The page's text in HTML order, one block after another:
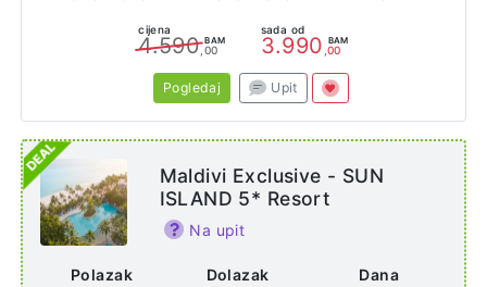
cijena
4.590 BAM
,00
sada od
3.990 BAM
,00
Pogledaj Upit
Polazak
Dolazak
Dana
Maldivi Exclusive - SUN
ISLAND 5* Resort
Na upit